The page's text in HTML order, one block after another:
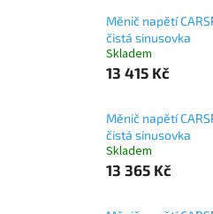
Měnič napětí
čistá sinusovka
Skladem
13 415 Kč
Měnič napětí
čistá sinusovka
Skladem
13 365 Kč